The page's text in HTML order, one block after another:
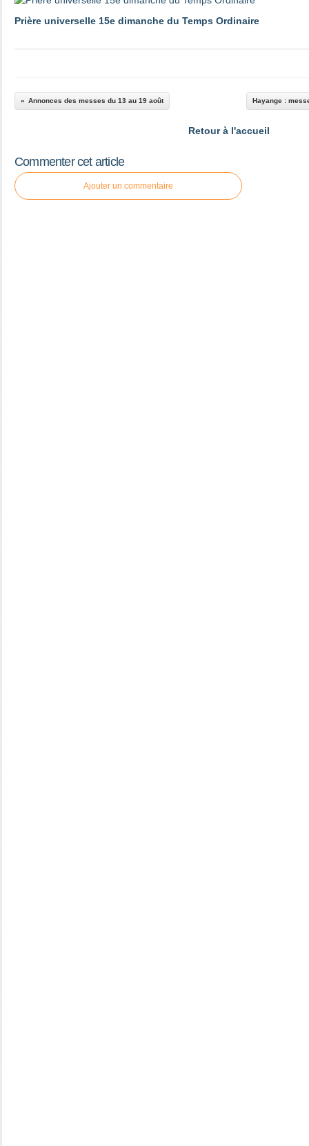
Prière universelle 15e dimanche du Temps Ordinaire
Annonces des messes du 13 au 19 août Hayange :
Retour à l'accueil
Commenter cet article
Ajouter un commentaire